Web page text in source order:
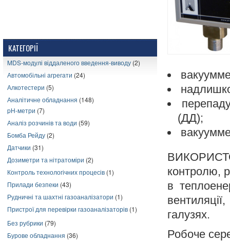
КАТЕГОРІЇ
MDS-модулі віддаленого введення-виводу (2)
Автомобільні агрегати (24)
Алкотестери (5)
Аналітичне обладнання (148)
pH-метри (7)
Аналіз розчинів та води (59)
Бомба Рейду (2)
Датчики (31)
Дозиметри та нітратоміри (2)
Контроль технологічних процесів (1)
Прилади безпеки (43)
Рудничні та шахтні газоаналізатори (1)
Пристрої для перевірки газоаналізаторів (1)
Без рубрики (79)
Бурове обладнання (36)
(ДД);
контролю,
в
галузях.
Робоче